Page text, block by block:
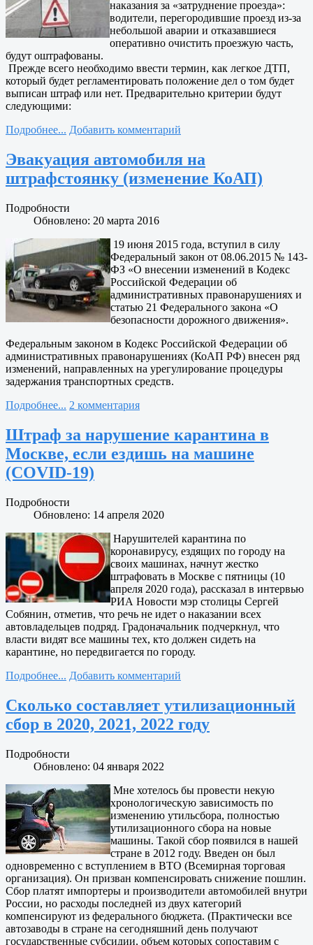
наказания за «затруднение проезда»:
водители, перегородившие проезд из-за
небольшой аварии и отказавшиеся
оперативно очистить проезжую часть,
будут оштрафованы.
Прежде всего необходимо ввести термин, как легкое ДТП,
который будет регламентировать положение дел о том будет
выписан штраф или нет. Предварительно критерии будут
следующими:
Подробнее... Добавить комментарий
Эвакуация автомобиля на
штрафстоянку (изменение КоАП)
Подробности
Обновлено: 20 марта 2016
19 июня 2015 года, вступил в силу
Федеральный закон от 08.06.2015 № 143-
ФЗ «О внесении изменений в Кодекс
Российской Федерации об
административных правонарушениях и
статью 21 Федерального закона «О
безопасности дорожного движения».
Федеральным законом в Кодекс Российской Федерации об
административных правонарушениях (КоАП РФ) внесен ряд
изменений, направленных на урегулирование процедуры
задержания транспортных средств.
Подробнее... 2 комментария
Штраф за нарушение карантина в
Москве, если ездишь на машине
(COVID-19)
Подробности
Обновлено: 14 апреля 2020
Нарушителей карантина по
коронавирусу, ездящих по городу на
своих машинах, начнут жестко
штрафовать в Москве ‪с пятницы (10
апреля 2020 года)‬, рассказал в интервью
РИА Новости мэр столицы Сергей
Собянин, отметив, что речь не идет о наказании всех
автовладельцев подряд. Градоначальник подчеркнул, что
власти видят все машины тех, кто должен сидеть на
карантине, но передвигается по городу.
Подробнее... Добавить комментарий
Сколько составляет утилизационный
сбор в 2020, 2021, 2022 году
Подробности
Обновлено: 04 января 2022
Мне хотелось бы провести некую
хронологическую зависимость по
изменению утильсбора, полностью
утилизационного сбора на новые
машины. Такой сбор появился в нашей
стране в 2012 году. Введен он был
одновременно с вступлением в ВТО (Всемирная торговая
организация). Он призван компенсировать снижение пошлин.
Сбор платят импортеры и производители автомобилей внутри
России, но расходы последней из двух категорий
компенсируют из федерального бюджета. (Практически все
автозаводы в стране на сегодняшний день получают
государственные субсидии, объем которых сопоставим с